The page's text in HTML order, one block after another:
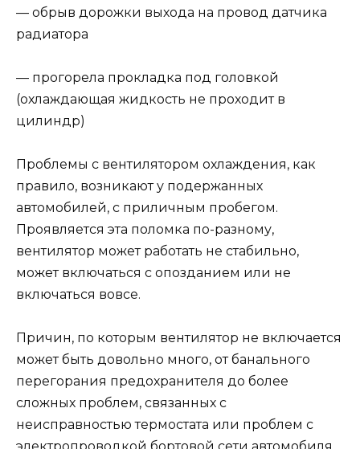
— обрыв дорожки выхода на провод датчика
радиатора
— прогорела прокладка под головкой
(охлаждающая жидкость не проходит в
цилиндр)
Проблемы с вентилятором охлаждения, как
правило, возникают у подержанных
автомобилей, с приличным пробегом.
Проявляется эта поломка по-разному,
вентилятор может работать не стабильно,
может включаться с опозданием или не
включаться вовсе.
Причин, по которым вентилятор не включается
может быть довольно много, от банального
перегорания предохранителя до более
сложных проблем, связанных с
неисправностью термостата или проблем с